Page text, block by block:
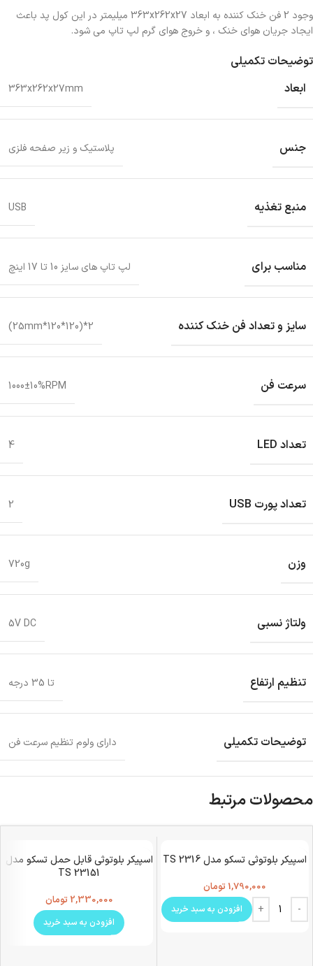
وجود 2 فن خنک کننده به ابعاد 363x262x27 ميليمتر در اين کول پد باعث
ايجاد جريان هواي خنک ، و خروج هواي گرم لپ تاپ مي شود.
توضیحات تکمیلی
ابعاد
363x262x27mm
جنس پلاستیک و زیر صفحه فلزی
منبع تغذیه USB
مناسب برای لپ تاپ های سایز 10 تا 17 اینچ
سایز و تعداد فن خنک کننده 2*(120*120*25mm)
سرعت فن 1000±10%RPM
تعداد LED 4
تعداد پورت USB 2
وزن 720g
ولتاژ نسبی 5V DC
تنظیم ارتفاع تا 35 درجه
توضیحات تکمیلی دارای ولوم تنظیم سرعت فن
محصولات مرتبط
اسپیکر بلوتوثی تسکو مدل TS 2316
1,790,000 تومان
افزودن به سبد خرید
اسپیکر بلوتوثی قابل حمل تسکو مدل
TS 23151
2,330,000 تومان
افزودن به سبد خرید